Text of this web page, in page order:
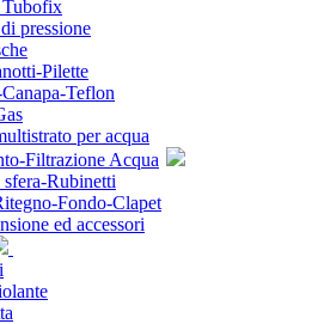
pressione
Pilette
Teflon
per acqua
Filtrazione Acqua
Rubinetti
Fondo-Clapet
ed accessori